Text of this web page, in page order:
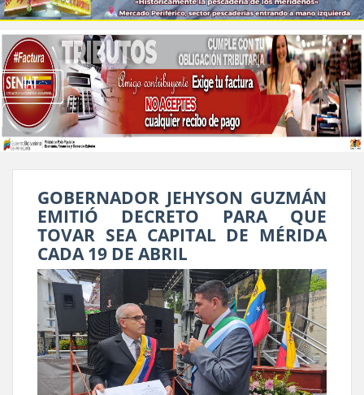
GOBERNADOR JEHYSON GUZMÁN
EMITIÓ DECRETO PARA QUE
TOVAR SEA CAPITAL DE MÉRIDA
CADA 19 DE ABRIL